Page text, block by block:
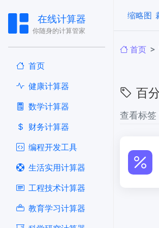
在线计算器
你随身的计算管家
首页
健康计算器
​数学计算器
财务计算器
编程开发工具
生活实用计算器
工程技术计算器
教育学习计算器
缩略图
首页
百
查看标